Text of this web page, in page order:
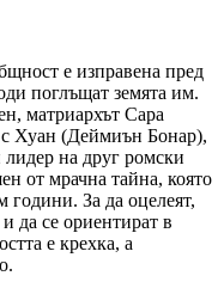
е изправена пред
поглъщат земята им.
матриархът Сара
Хуан (Деймиън Бонар),
лидер на друг ромски
от мрачна тайна, която
години. За да оцелеят,
да се ориентират в
е крехка, a